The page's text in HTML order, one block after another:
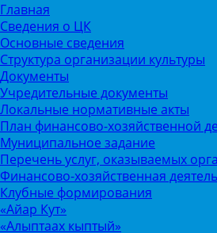
Главная
Сведения о ЦК
Основные сведения
Структура организации культуры
Документы
Учредительные документы
Локальные нормативные акты
План финансово-хозяйственной
Муниципальное задание
Перечень услуг, оказываемых
Финансово-хозяйственная
Клубные формирования
«Айар Кут»
«Алыптаах кыптый»